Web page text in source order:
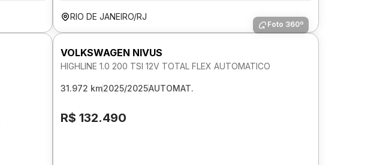
RIO DE JANEIRO/RJ
Foto 360º
VOLKSWAGEN NIVUS
HIGHLINE 1.0 200 TSI 12V TOTAL FLEX AUTOMATICO
31.972 km2025/2025AUTOMAT.
R$ 132.490